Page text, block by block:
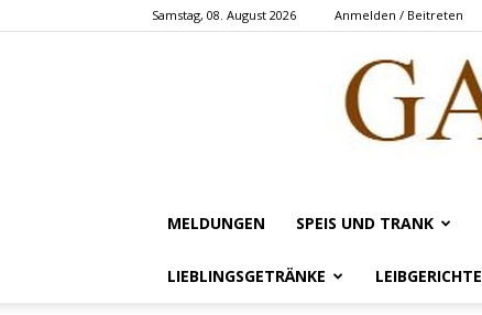
Samstag, 08. August 2026 Anmelden / Beitreten
MELDUNGEN SPEIS UND TRANK
LIEBLINGSGETRÄNKE LEIBGERICHTE